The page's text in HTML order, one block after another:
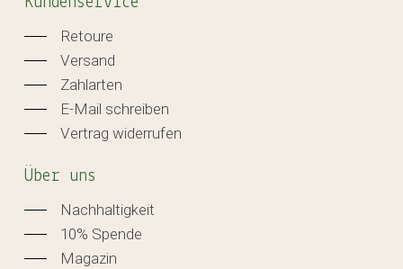
Retoure
Versand
Zahlarten
E-Mail schreiben
Vertrag widerrufen
Über uns
Nachhaltigkeit
10% Spende
Magazin